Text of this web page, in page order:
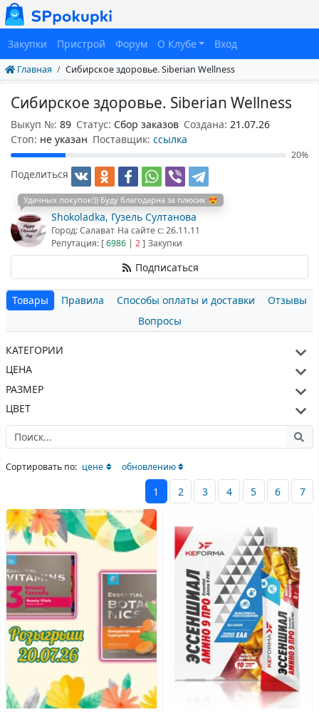
Закупки Пристрой Форум О Клубе Вход
Главная Сибирское здоровье. Siberian Wellness
Сибирское здоровье. Siberian Wellness
Выкуп №: 89 Статус: Сбор заказов Создана: 21.07.26
Cтоп: не указан Поставщик: ссылка
20%
Поделиться
Удачных покупок!)) Буду благодарна за плюсик 😍
Shokoladka, Гузель Султанова
Город: Салават На сайте с: 26.11.11
Репутация: [6986 | 2] Закупки
Подписаться
Товары Правила Способы оплаты и доставки
Отзывы
Вопросы
КАТЕГОРИИ
ЦЕНА
РАЗМЕР
ЦВЕТ
Сортировать по: цене обновлению
1 2 3 4 5 6 7